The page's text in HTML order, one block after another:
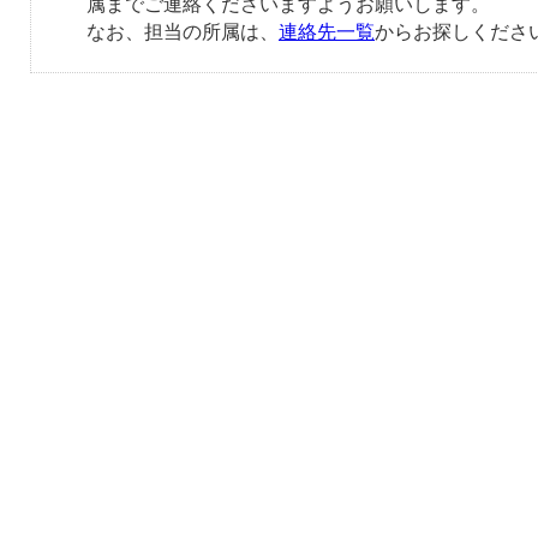
属までご連絡くださいますようお願いします。
なお、担当の所属は、 連絡先一覧からお探しくださ